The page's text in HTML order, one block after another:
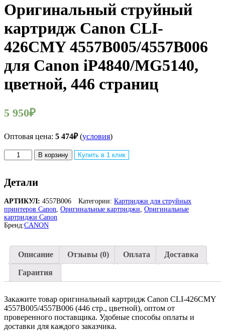
Оригинальный струйный
картридж Canon CLI-
426CMY 4557B005/4557B006
для Canon iP4840/MG5140,
цветной, 446 страниц
5 950₽
Оптовая цена: 5 474₽(условия)
Количество
товара
струйный
картридж
Canon
CLI-
426CMY
4557B005/4557B006
Canon
iP4840/MG5140,
цветной,
страниц
В корзину Купить в 1 клик
Детали
АРТИКУЛ: 4557B006 Категории: Картриджи для струйных
принтеров Canon, Оригинальные картриджи, Оригинальные
картриджи Canon
Бренд:CANON
Описание Отзывы (0) Оплата Доставка
Гарантия
Закажите товар оригинальный картридж Canon CLI-426CMY
4557B005/4557B006 (446 стр., цветной), оптом от
проверенного поставщика. Удобные способы оплаты и
доставки для каждого заказчика.